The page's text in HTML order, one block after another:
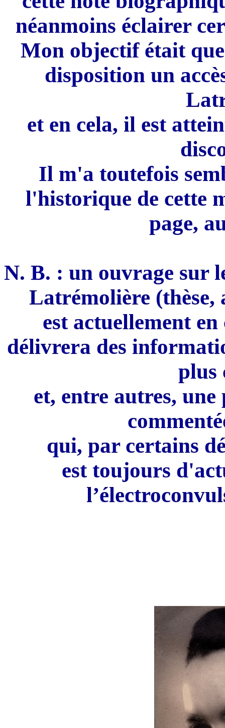
néanmoins éclairer
Mon objectif était
disposition un
et en cela, il est
Il m'a toutefois
l'historique de cette
page,
N. B. : un ouvrage sur
Latrémolière
est actuellement
délivrera des
plus
et, entre autres,
qui, par certains
est toujours